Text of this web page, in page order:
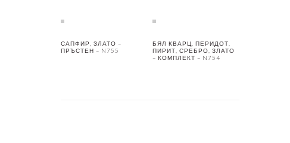
САПФИР, ЗЛАТО –
ПРЪСТЕН – N755
БЯЛ КВАРЦ, ПЕРИДОТ,
ПИРИТ, СРЕБРО, ЗЛАТО
– КОМПЛЕКТ – N754